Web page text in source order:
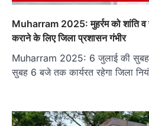
Muharram 2025: मुहर्रम को शांति व
कराने के लिए जिला प्रशासन गंभीर
Muharram 2025: 6 जुलाई की
सुबह 6 बजे तक कार्यरत रहेगा जिला